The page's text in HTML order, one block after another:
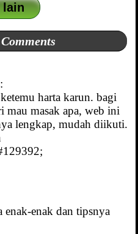
lain
harta karun. bagi
mau masak apa, web ini
lengkap, mudah diikuti.
enak-enak dan tipsnya